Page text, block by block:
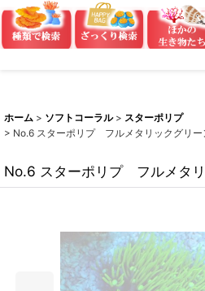
ホーム > ソフトコーラル > スターポリプ
> No.6 スターポリプ フルメタリックグリー
No.6 スターポリプ フルメタ